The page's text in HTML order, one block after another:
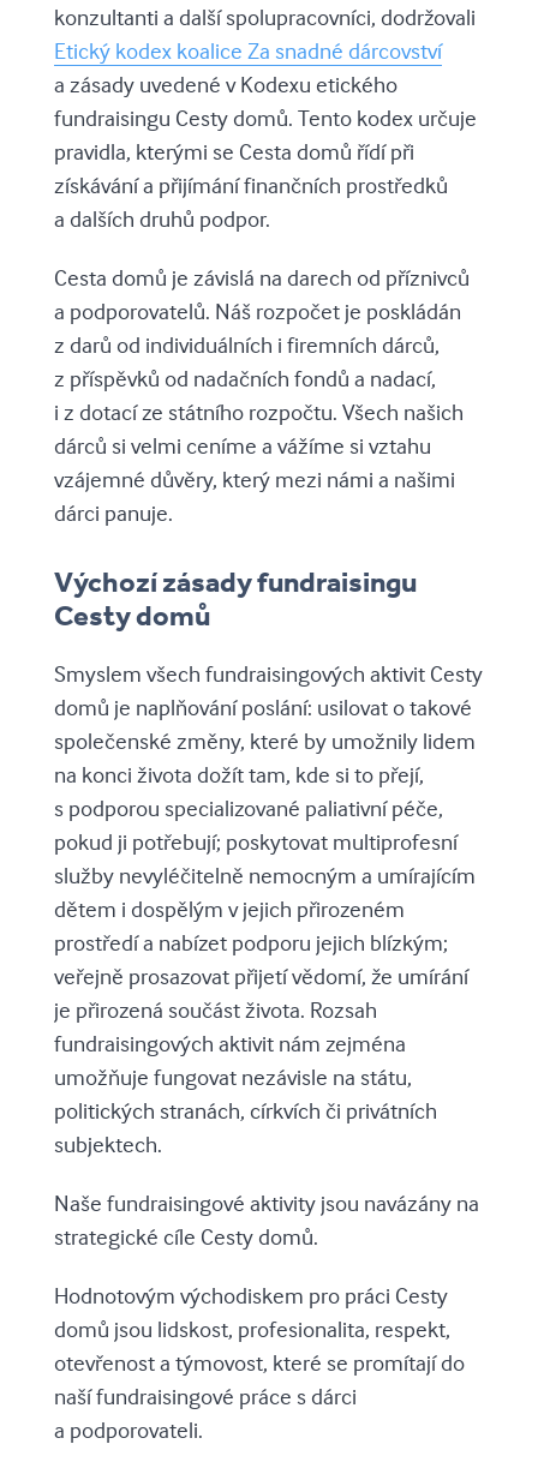
konzultanti a další spolupracovníci, dodržovali
Etický kodex koalice Za snadné dárcovství
a zásady uvedené v Kodexu etického
fundraisingu Cesty domů. Tento kodex určuje
pravidla, kterými se Cesta domů řídí při
získávání a přijímání finančních prostředků
a dalších druhů podpor.
Cesta domů je závislá na darech od příznivců
a podporovatelů. Náš rozpočet je poskládán
z darů od individuálních i firemních dárců,
z příspěvků od nadačních fondů a nadací,
i z dotací ze státního rozpočtu. Všech našich
dárců si velmi ceníme a vážíme si vztahu
vzájemné důvěry, který mezi námi a našimi
dárci panuje.
Výchozí zásady fundraisingu
Cesty domů
Smyslem všech fundraisingových aktivit Cesty
domů je naplňování poslání: usilovat o takové
společenské změny, které by umožnily lidem
na konci života dožít tam, kde si to přejí,
s podporou specializované paliativní péče,
pokud ji potřebují; poskytovat multiprofesní
služby nevyléčitelně nemocným a umírajícím
dětem i dospělým v jejich přirozeném
prostředí a nabízet podporu jejich blízkým;
veřejně prosazovat přijetí vědomí, že umírání
je přirozená součást života. Rozsah
fundraisingových aktivit nám zejména
umožňuje fungovat nezávisle na státu,
politických stranách, církvích či privátních
subjektech.
Naše fundraisingové aktivity jsou navázány na
strategické cíle Cesty domů.
Hodnotovým východiskem pro práci Cesty
domů jsou lidskost, profesionalita, respekt,
otevřenost a týmovost, které se promítají do
naší fundraisingové práce s dárci
a podporovateli.